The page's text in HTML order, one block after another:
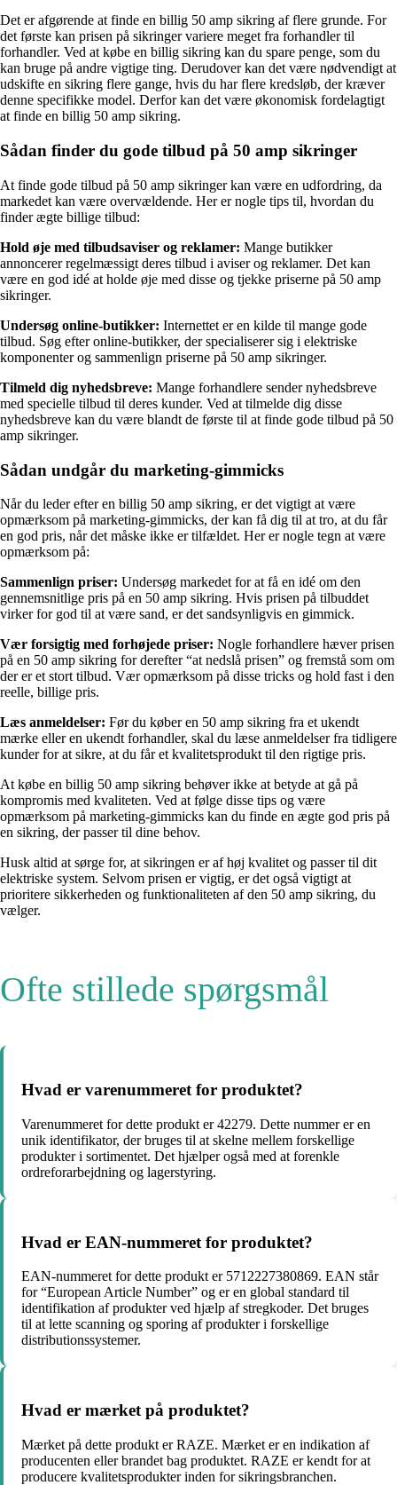
Det er afgørende at finde en billig 50 amp sikring af flere grunde. For
det første kan prisen på sikringer variere meget fra forhandler til
forhandler. Ved at købe en billig sikring kan du spare penge, som du
kan bruge på andre vigtige ting. Derudover kan det være nødvendigt at
udskifte en sikring flere gange, hvis du har flere kredsløb, der kræver
denne specifikke model. Derfor kan det være økonomisk fordelagtigt
at finde en billig 50 amp sikring.
Sådan finder du gode tilbud på 50 amp sikringer
At finde gode tilbud på 50 amp sikringer kan være en udfordring, da
markedet kan være overvældende. Her er nogle tips til, hvordan du
finder ægte billige tilbud:
Hold øje med tilbudsaviser og reklamer: Mange butikker
annoncerer regelmæssigt deres tilbud i aviser og reklamer. Det kan
være en god idé at holde øje med disse og tjekke priserne på 50 amp
sikringer.
Undersøg online-butikker: Internettet er en kilde til mange gode
tilbud. Søg efter online-butikker, der specialiserer sig i elektriske
komponenter og sammenlign priserne på 50 amp sikringer.
Tilmeld dig nyhedsbreve: Mange forhandlere sender nyhedsbreve
med specielle tilbud til deres kunder. Ved at tilmelde dig disse
nyhedsbreve kan du være blandt de første til at finde gode tilbud på 50
amp sikringer.
Sådan undgår du marketing-gimmicks
Når du leder efter en billig 50 amp sikring, er det vigtigt at være
opmærksom på marketing-gimmicks, der kan få dig til at tro, at du får
en god pris, når det måske ikke er tilfældet. Her er nogle tegn at være
opmærksom på:
Sammenlign priser: Undersøg markedet for at få en idé om den
gennemsnitlige pris på en 50 amp sikring. Hvis prisen på tilbuddet
virker for god til at være sand, er det sandsynligvis en gimmick.
Vær forsigtig med forhøjede priser: Nogle forhandlere hæver prisen
på en 50 amp sikring for derefter “at nedslå prisen” og fremstå som om
der er et stort tilbud. Vær opmærksom på disse tricks og hold fast i den
reelle, billige pris.
Læs anmeldelser: Før du køber en 50 amp sikring fra et ukendt
mærke eller en ukendt forhandler, skal du læse anmeldelser fra tidligere
kunder for at sikre, at du får et kvalitetsprodukt til den rigtige pris.
At købe en billig 50 amp sikring behøver ikke at betyde at gå på
kompromis med kvaliteten. Ved at følge disse tips og være
opmærksom på marketing-gimmicks kan du finde en ægte god pris på
en sikring, der passer til dine behov.
Husk altid at sørge for, at sikringen er af høj kvalitet og passer til dit
elektriske system. Selvom prisen er vigtig, er det også vigtigt at
prioritere sikkerheden og funktionaliteten af ​​den 50 amp sikring, du
vælger.
Ofte stillede spørgsmål
Hvad er varenummeret for produktet?
Varenummeret for dette produkt er 42279. Dette nummer er en
unik identifikator, der bruges til at skelne mellem forskellige
produkter i sortimentet. Det hjælper også med at forenkle
ordreforarbejdning og lagerstyring.
Hvad er EAN-nummeret for produktet?
EAN-nummeret for dette produkt er 5712227380869. EAN står
for “European Article Number” og er en global standard til
identifikation af produkter ved hjælp af stregkoder. Det bruges
til at lette scanning og sporing af produkter i forskellige
distributionssystemer.
Hvad er mærket på produktet?
Mærket på dette produkt er RAZE. Mærket er en indikation af
producenten eller brandet bag produktet. RAZE er kendt for at
producere kvalitetsprodukter inden for sikringsbranchen.